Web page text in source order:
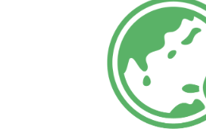
說：「春天的捕獵季節縮短了，
冬天仍然難以捕食，這使北極熊
懷俄明大學的研究人員乘破冰船
採集血樣並植入傳感器來紀錄體
北極熊已經監測兩年了。早期研
能夠靠「走動式休眠」來彌補食
新陳代謝率減緩到類似冬天的水